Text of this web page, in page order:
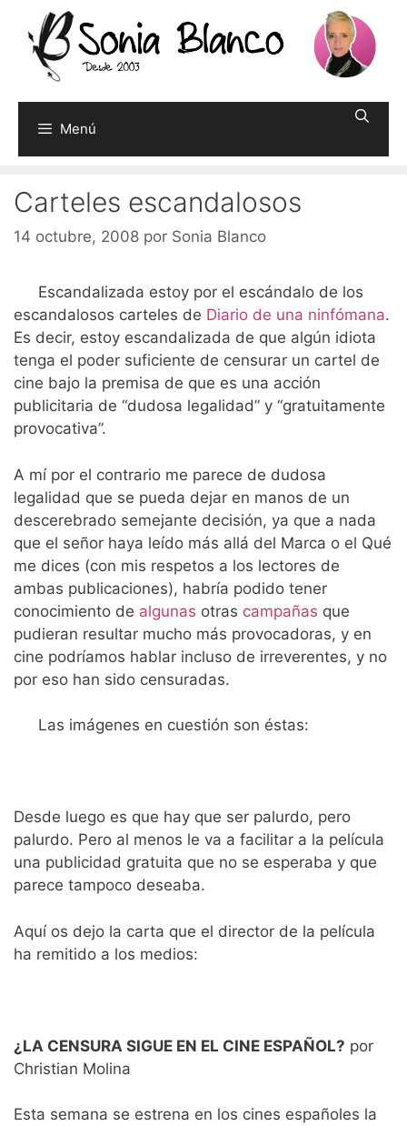
contenido
Menú
Carteles escandalosos
14 octubre, 2008 por Sonia Blanco
Escandalizada estoy por el escándalo de los
escandalosos carteles de Diario de una ninfómana.
Es decir, estoy escandalizada de que algún idiota
tenga el poder suficiente de censurar un cartel de
cine bajo la premisa de que es una acción
publicitaria de “dudosa legalidad” y “gratuitamente
provocativa”.
A mí por el contrario me parece de dudosa
legalidad que se pueda dejar en manos de un
descerebrado semejante decisión, ya que a nada
que el señor haya leído más allá del Marca o el Qué
me dices (con mis respetos a los lectores de
ambas publicaciones), habría podido tener
conocimiento de algunas otras campañas que
pudieran resultar mucho más provocadoras, y en
cine podríamos hablar incluso de irreverentes, y no
por eso han sido censuradas.
Las imágenes en cuestión son éstas:
Desde luego es que hay que ser palurdo, pero
palurdo. Pero al menos le va a facilitar a la película
una publicidad gratuita que no se esperaba y que
parece tampoco deseaba.
Aquí os dejo la carta que el director de la película
ha remitido a los medios:
¿LA CENSURA SIGUE EN EL CINE ESPAÑOL?
Christian Molina
Esta semana se estrena en los cines españoles la